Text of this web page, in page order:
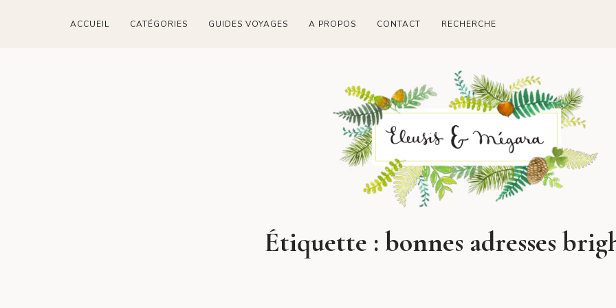
ACCUEIL CATÉGORIES GUIDES VOYAGES A PROPOS CONTACT RECHERCHE
Étiquette : bonnes adresses